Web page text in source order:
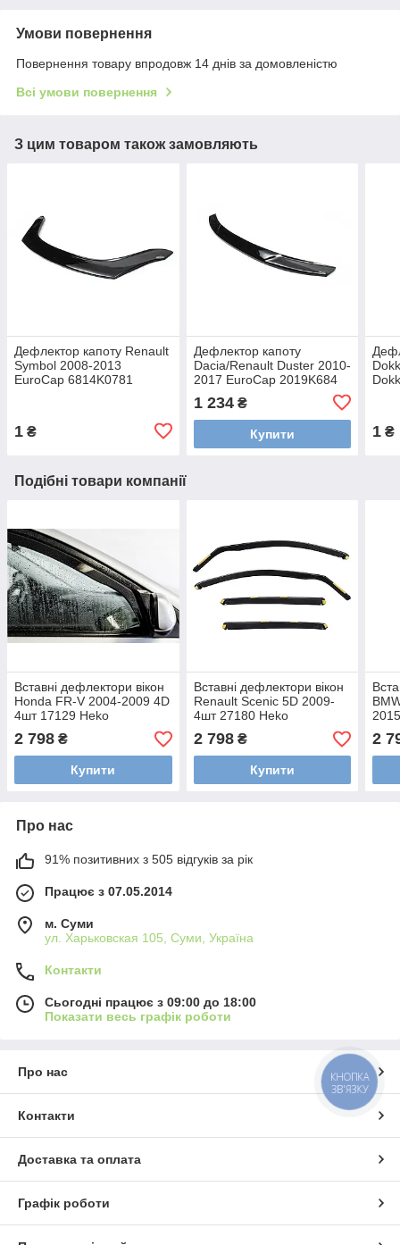
Умови повернення
Повернення товару впродовж 14 днів за домовленістю
Всі умови повернення
З цим товаром також замовляють
Дефлектор капоту Renault
Symbol 2008-2013
EuroCap 6814K0781
1 ₴
Дефлектор капоту
Dacia/Renault Duster 2010-
2017 EuroCap 2019K684
1 234₴
Купити 1 ₴
Подібні товари компанії
Вставні дефлектори вікон
Honda FR-V 2004-2009 4D
4шт 17129 Heko
2 798 ₴
Купити
Вставні дефлектори вікон
Renault Scenic 5D 2009-
4шт 27180 Heko
2 798₴
Купити
2
Про нас
91% позитивних з 505 відгуків за рік
Працює з 07.05.2014
м. Суми
ул. Харьковская 105, Суми, Україна
Контакти
Сьогодні працює з 09:00 до 18:00
Показати весь графік роботи
Про нас
Контакти
Доставка та оплата
Графік роботи
КНОПКА
ЗВ'ЯЗКУ